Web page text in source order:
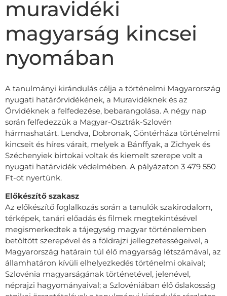
muravidéki
magyarság kincsei
nyomában
A tanulmányi kirándulás célja a történelmi Magyarország
nyugati határőrvidékének, a Muravidéknek és az
Őrvidéknek a felfedezése, bebarangolása. A négy nap
során felfedezzük a Magyar-Osztrák-Szlovén
hármashatárt. Lendva, Dobronak, Göntérháza történelmi
kincseit és híres várait, melyek a Bánffyak, a Zichyek és
Széchenyiek birtokai voltak és kiemelt szerepe volt a
nyugati határvidék védelmében. A pályázaton 3 479 550
Ft-ot nyertünk.
Előkészítő szakasz
Az előkészítő foglalkozás során a tanulók szakirodalom,
térképek, tanári előadás és filmek megtekintésével
megismerkedtek a tájegység magyar történelemben
betöltött szerepével és a földrajzi jellegzetességeivel, a
Magyarország határain túl élő magyarság létszámával, az
államhatáron kívüli elhelyezkedés történelmi okaival;
Szlovénia magyarságának történetével, jelenével,
néprajzi hagyományaival; a Szlovéniában élő őslakosság